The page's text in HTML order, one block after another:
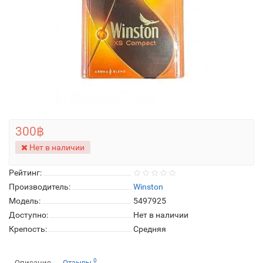
Рейтинг:
Производитель:
Winston
Модель:
5497925
Доступно:
Нет в наличии
Крепость:
Средняя
300฿
Нет в наличии
0